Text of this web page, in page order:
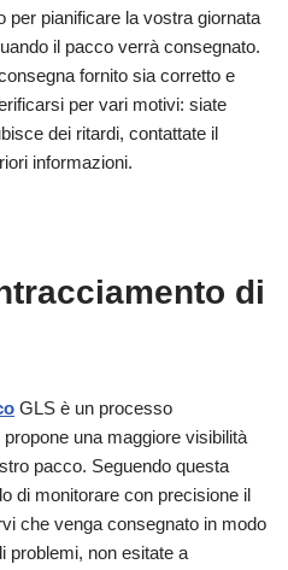
per pianificare la vostra giornata
il pacco verrà consegnato.
fornito sia corretto e
per vari motivi: siate
dei ritardi, contattate il
informazioni.
di
GLS è un processo
una maggiore visibilità
pacco. Seguendo questa
di monitorare con precisione il
che venga consegnato in modo
problemi, non esitate a